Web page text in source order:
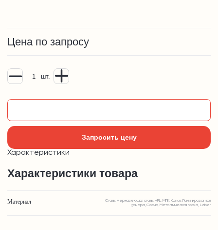
Цена по запросу
шт.
Запросить цену
Характеристики
Характеристики товара
Материал
Сталь, Нержавеющая сталь, HPL, МПК, Канат, Ламинированная
фанера, Сосна, Металлическая горка, Leber